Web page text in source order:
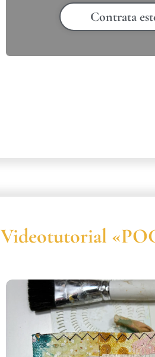
Contrata
Videotutorial